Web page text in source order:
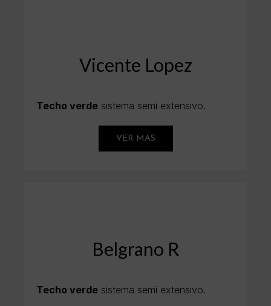
Vicente Lopez
Techo verde sistema semi extensivo.
VER MAS
Belgrano R
Techo verde sistema semi extensivo.